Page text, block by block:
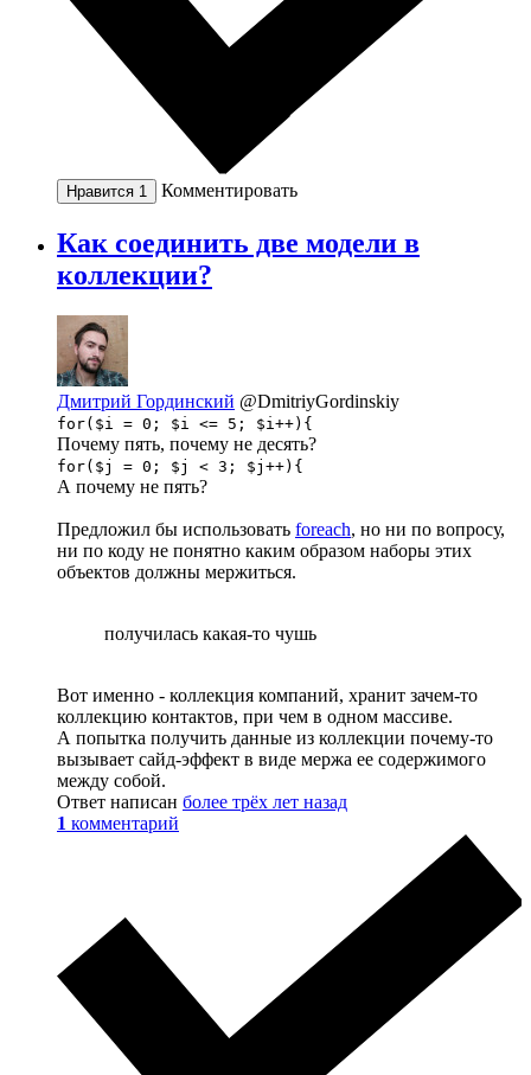
Нравится 1 Комментировать
Как соединить две модели в
коллекции?
Дмитрий Гординский @DmitriyGordinskiy
for($i = 0; $i <= 5; $i++){
Почему пять, почему не десять?
for($j = 0; $j < 3; $j++){
А почему не пять?
Предложил бы использовать foreach, но ни по вопросу,
ни по коду не понятно каким образом наборы этих
объектов должны мержиться.
получилась какая-то чушь
Вот именно - коллекция компаний, хранит зачем-то
коллекцию контактов, при чем в одном массиве.
А попытка получить данные из коллекции почему-то
вызывает сайд-эффект в виде мержа ее содержимого
между собой.
Ответ написан более трёх лет назад
1 комментарий